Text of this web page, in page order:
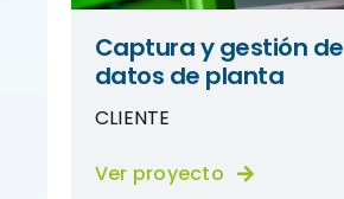
Captura y gestión de
datos de planta
CLIENTE
Ver proyecto